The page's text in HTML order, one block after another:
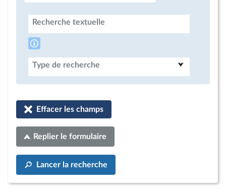
Recherche textuelle
Type de recherche
Effacer les champs
Replier le formulaire
Lancer la recherche